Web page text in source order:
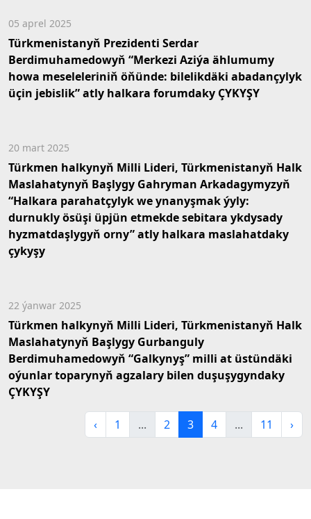
05 aprel 2025
Türkmenistanyň Prezidenti Serdar
Berdimuhamedowyň “Merkezi Aziýa ählumumy
howa meseleleriniň öňünde: bilelikdäki abadançylyk
üçin jebislik” atly halkara forumdaky ÇYKYŞY
20 mart 2025
Türkmen halkynyň Milli Lideri, Türkmenistanyň Halk
Maslahatynyň Başlygy Gahryman Arkadagymyzyň
“Halkara parahatçylyk we ynanyşmak ýyly:
durnukly ösüşi üpjün etmekde sebitara ykdysady
hyzmatdaşlygyň orny” atly halkara maslahatdaky
çykyşy
22 ýanwar 2025
Türkmen halkynyň Milli Lideri, Türkmenistanyň Halk
Maslahatynyň Başlygy Gurbanguly
Berdimuhamedowyň “Galkynyş” milli at üstündäki
oýunlar toparynyň agzalary bilen duşuşygyndaky
ÇYKYŞY
‹ 1 ... 2 3 4 ... 11 ›